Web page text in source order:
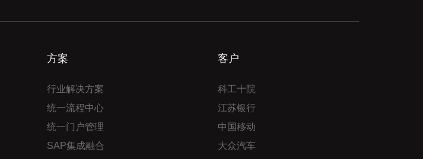
方案
行业解决方案
统一流程中心
统一门户管理
SAP集成融合
客户
科工十院
江苏银行
中国移动
大众汽车